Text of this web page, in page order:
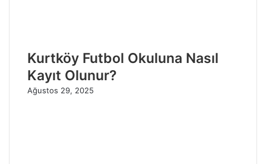
Kurtköy Futbol Okuluna Nasıl
Kayıt Olunur?
Ağustos 29, 2025